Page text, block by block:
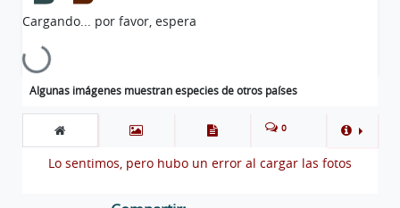
Cargando... por favor, espera
Cargando...
Algunas imágenes muestran especies de otros países
0
Lo sentimos, pero hubo un error al cargar las fotos